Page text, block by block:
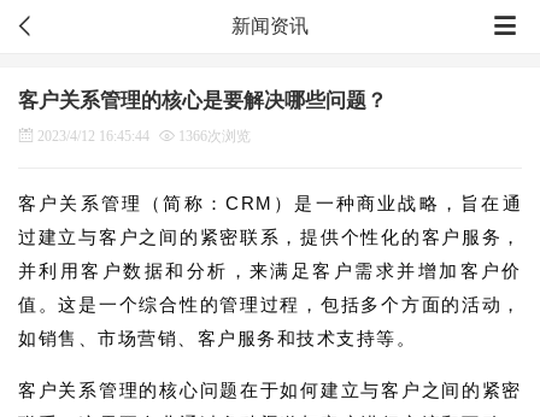
新闻资讯
客户关系管理的核心是要解决哪些问题？
2023/4/12 16:45:44 1366次浏览
客户关系管理（简称：CRM）是一种商业战略，旨在通
过建立与客户之间的紧密联系，提供个性化的客户服务，
并利用客户数据和分析，来满足客户需求并增加客户价
值。这是一个综合性的管理过程，包括多个方面的活动，
如销售、市场营销、客户服务和技术支持等。
客户关系管理的核心问题在于如何建立与客户之间的紧密